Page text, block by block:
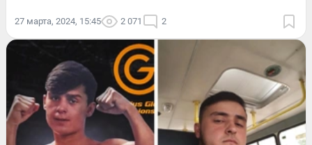
27 марта, 2024, 15:45 2 071 2